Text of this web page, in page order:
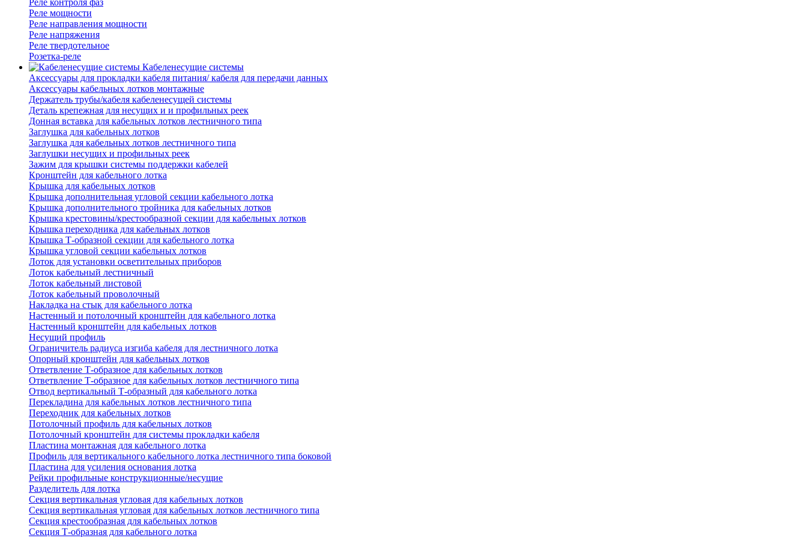
Реле контроля фаз
Реле мощности
Реле направления мощности
Реле напряжения
Реле твердотельное
Розетка-реле
Кабеленесущие системы
Аксессуары для прокладки кабеля питания/ кабеля для передачи данных
Аксессуары кабельных лотков монтажные
Держатель трубы/кабеля кабеленесущей системы
Деталь крепежная для несущих и и профильных реек
Донная вставка для кабельных лотков лестничного типа
Заглушка для кабельных лотков
Заглушка для кабельных лотков лестничного типа
Заглушки несущих и профильных реек
Зажим для крышки системы поддержки кабелей
Кронштейн для кабельного лотка
Крышка для кабельных лотков
Крышка дополнительная угловой секции кабельного лотка
Крышка дополнительного тройника для кабельных лотков
Крышка крестовины/крестообразной секции для кабельных лотков
Крышка переходника для кабельных лотков
Крышка Т-образной секции для кабельного лотка
Крышка угловой секции кабельных лотков
Лоток для установки осветительных приборов
Лоток кабельный лестничный
Лоток кабельный листовой
Лоток кабельный проволочный
Накладка на стык для кабельного лотка
Настенный и потолочный кронштейн для кабельного лотка
Настенный кронштейн для кабельных лотков
Несущий профиль
Ограничитель радиуса изгиба кабеля для лестничного лотка
Опорный кронштейн для кабельных лотков
Ответвление Т-образное для кабельных лотков
Ответвление Т-образное для кабельных лотков лестничного типа
Отвод вертикальный Т-образный для кабельного лотка
Перекладина для кабельных лотков лестничного типа
Переходник для кабельных лотков
Потолочный профиль для кабельных лотков
Потолочный кронштейн для системы прокладки кабеля
Пластина монтажная для кабельного лотка
Профиль для вертикального кабельного лотка лестничного типа боковой
Пластина для усиления основания лотка
Рейки профильные конструкционные/несущие
Разделитель для лотка
Секция вертикальная угловая для кабельных лотков
Секция вертикальная угловая для кабельных лотков лестничного типа
Секция крестообразная для кабельных лотков
Секция Т-образная для кабельного лотка